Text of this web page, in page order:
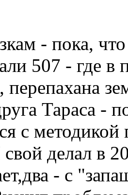
- пока,
507 - где
перепахана
Тараса -
с
делал в
- с